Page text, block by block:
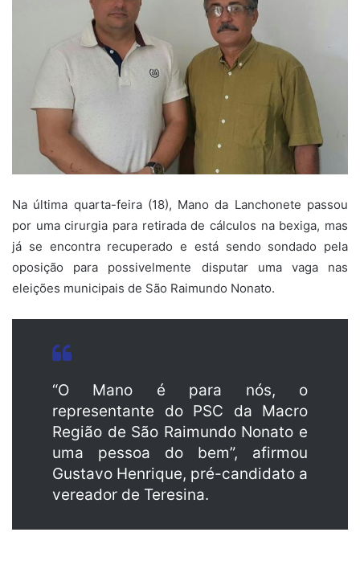
Na última quarta-feira (18), Mano da Lanchonete passou
por uma cirurgia para retirada de cálculos na bexiga, mas
já se encontra recuperado e está sendo sondado pela
oposição para possivelmente disputar uma vaga nas
eleições municipais de São Raimundo Nonato.
“O Mano é para nós, o
representante do PSC da Macro
Região de São Raimundo Nonato e
uma pessoa do bem”, afirmou
Gustavo Henrique, pré-candidato a
vereador de Teresina.